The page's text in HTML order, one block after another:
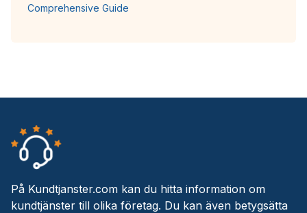
Comprehensive Guide
På Kundtjanster.com kan du hitta information om
kundtjänster till olika företag. Du kan även betygsätta